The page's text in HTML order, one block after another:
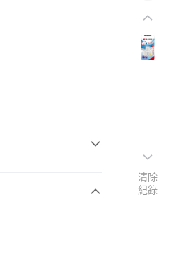
清除
紀錄